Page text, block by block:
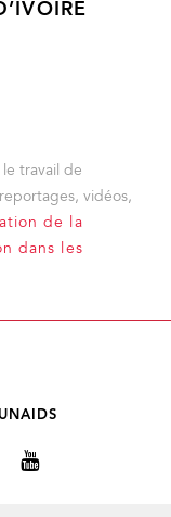
le travail de
vidéos,
de la
dans les